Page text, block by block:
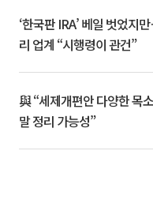
‘한국판 IRA’ 베일 벗었지
리 업계 “시행령이 관건”
與 “세제개편안 다양한 목
말 정리 가능성”